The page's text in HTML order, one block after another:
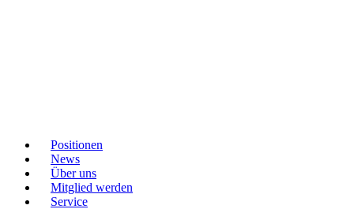
Positionen
News
Über uns
Mitglied werden
Service